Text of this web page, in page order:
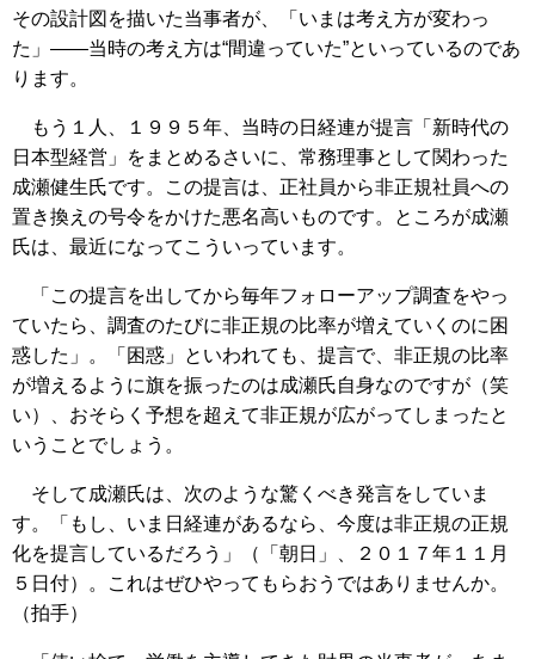
その設計図を描いた当事者が、「いまは考え方が変わっ
た」――当時の考え方は“間違っていた”といっているのであ
ります。
もう１人、１９９５年、当時の日経連が提言「新時代の
日本型経営」をまとめるさいに、常務理事として関わった
成瀬健生氏です。この提言は、正社員から非正規社員への
置き換えの号令をかけた悪名高いものです。ところが成瀬
氏は、最近になってこういっています。
「この提言を出してから毎年フォローアップ調査をやっ
ていたら、調査のたびに非正規の比率が増えていくのに困
惑した」。「困惑」といわれても、提言で、非正規の比率
が増えるように旗を振ったのは成瀬氏自身なのですが（笑
い）、おそらく予想を超えて非正規が広がってしまったと
いうことでしょう。
そして成瀬氏は、次のような驚くべき発言をしていま
す。「もし、いま日経連があるなら、今度は非正規の正規
化を提言しているだろう」（「朝日」、２０１７年１１月
５日付）。これはぜひやってもらおうではありませんか。
（拍手）